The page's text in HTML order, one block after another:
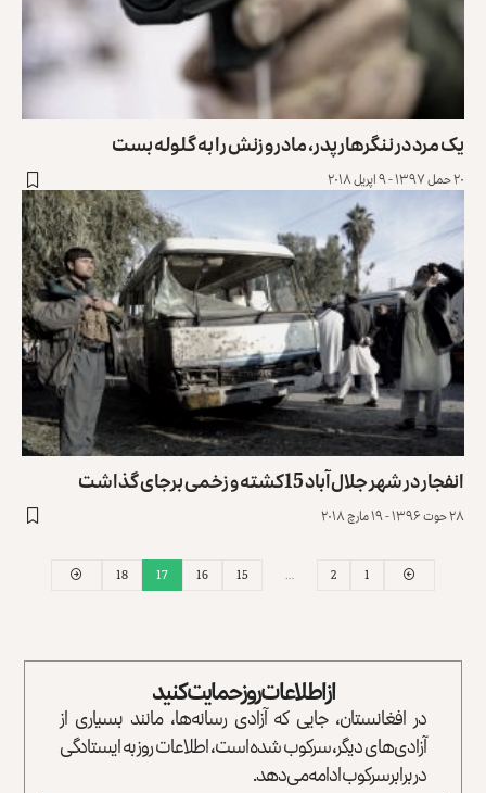
یک مرد در ننگرهار پدر، مادر و زنش را به گلوله بست
۲۰ حمل ۱۳۹۷ - ۹ اپریل ۲۰۱۸
انفجار در شهر جلال‌آباد 15کشته و زخمی برجای گذاشت
۲۸ حوت ۱۳۹۶ - ۱۹ مارچ ۲۰۱۸
1
2
…
15
16
17
18
از اطلاعات روز حمایت کنید
در افغانستان، جایی که آزادی رسانه‌ها، مانند بسیاری از
آزادی‌های دیگر، سرکوب شده است، اطلاعات روز به ایستادگی
در برابر سرکوب ادامه می‌دهد.